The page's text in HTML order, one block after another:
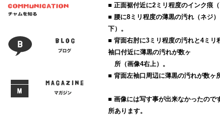
■ 正面裾付近に2ミリ程度のインク痕
■ 腰に8ミリ程度の薄黒の汚れ（ネジ
下）。
■ 背面右肘に3ミリ程度の汚れと4ミリ
袖口付近に薄黒の汚れが数ヶ
所（画像4右上）。
■ 背面左袖口周辺に薄黒の汚れが数ヶ
■ 画像には写す事が出来なかったので
所あります。